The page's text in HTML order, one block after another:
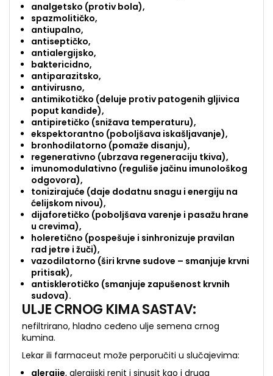
analgetsko (protiv bola),
spazmolitičko,
antiupalno,
antiseptičko,
antialergijsko,
baktericidno,
antiparazitsko,
antivirusno,
antimikotičko (deluje protiv patogenih gljivica
poput kandide),
antipiretičko (snižava temperaturu),
ekspektorantno (poboljšava iskašljavanje),
bronhodilatorno (pomaže disanju),
regenerativno (ubrzava regeneraciju tkiva),
imunomodulativno (reguliše jačinu imunološkog
odgovora),
tonizirajuće (daje dodatnu snagu i energiju na
ćelijskom nivou),
dijaforetičko (poboljšava varenje i pasažu hrane
u crevima),
holeretično (pospešuje i sinhronizuje pravilan
rad jetre i žuči),
vazodilatorno (širi krvne sudove – smanjuje krvni
pritisak),
antisklerotičko (smanjuje zapušenost krvnih
sudova).
ULJE CRNOG KIMA SASTAV:
nefiltrirano, hladno ceđeno ulje semena crnog
kumina.
Lekar ili farmaceut može perporučiti u slučajevima:
alergije, alergijski renit i sinusit kao i druga